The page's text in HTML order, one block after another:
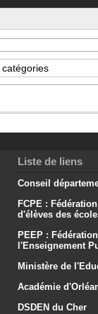
Liste de liens
Conseil
FCPE :
d'élèves des
PEEP :
l'Enseignement
Ministère de
Académie
DSDEN du Cher